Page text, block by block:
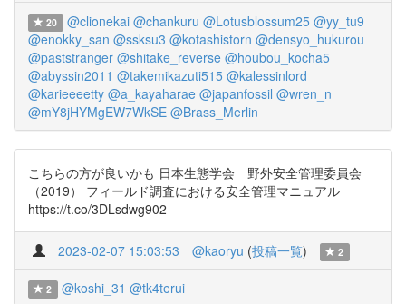
20 @clionekai @chankuru @Lotusblossum25 @yy_tu9
@enokky_san @ssksu3 @kotashistorn @densyo_hukurou
@paststranger @shitake_reverse @houbou_kocha5
@abyssin2011 @takemikazuti515 @kalessinlord
@karieeeetty @a_kayaharae @japanfossil @wren_n
@mY8jHYMgEW7WkSE @Brass_Merlin
こちらの方が良いかも 日本生態学会 野外安全管理委員会
（2019） フィールド調査における安全管理マニュアル
https://t.co/3DLsdwg902
2023-02-07 15:03:53 @kaoryu (投稿一覧) 2
2 @koshi_31 @tk4terui